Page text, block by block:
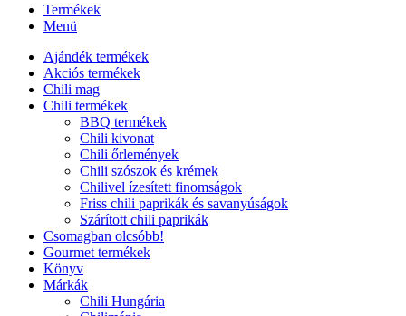
Termékek
Menü
Ajándék termékek
Akciós termékek
Chili mag
Chili termékek
BBQ termékek
Chili kivonat
Chili őrlemények
Chili szószok és krémek
Chilivel ízesített finomságok
Friss chili paprikák és savanyúságok
Szárított chili paprikák
Csomagban olcsóbb!
Gourmet termékek
Könyv
Márkák
Chili Hungária